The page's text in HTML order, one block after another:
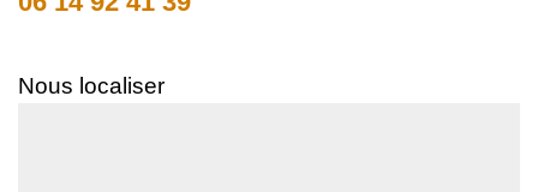
Nous localiser